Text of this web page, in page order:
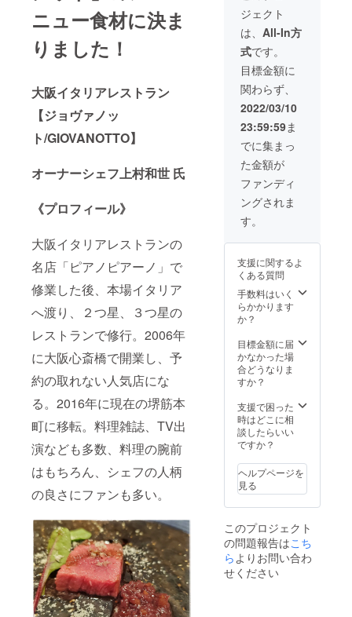
ニュー食材に決ま
りました！
大阪イタリアレストラン
【ジョヴァノッ
ト/GIOVANOTTO】
オーナーシェフ上村和世 氏
《プロフィール》
大阪イタリアレストランの
名店「ピアノピアーノ」で
修業した後、本場イタリア
へ渡り、２つ星、３つ星の
レストランで修行。2006年
に大阪心斎橋で開業し、予
約の取れない人気店にな
る。2016年に現在の堺筋本
町に移転。料理雑誌、TV出
演なども多数、料理の腕前
はもちろん、シェフの人柄
の良さにファンも多い。
法：-18
℃以下
で保存
してく
ださ
い。 ・
名称：
ヨロン
島産黒
毛和牛
［リブ
ロー
ス］ ・
原材料
名：牛
肉 ・原
料原産
量：
230g ・
保存方
法：-18
℃以下
してく
ださ
い。 ※
精肉は
のため
重量に
多少の
違いが
す。 ※
クール
のお届
けとな
りま
す。 賞
味期限
ジング
熟成に
より仕
上がっ
た脂質
が
ジュー
シーさ
を醸し
ます。
《リブ
ロー
ス》
サーロ
インの
となり
にある
肉質が
きめ細
霜降り
も適度
ため口
いっぱ
いに
肉の旨
味が広
がりま
す。 ミ
ディア
ムレア
に焼い
てお召
し上が
りいた
だく
と、な
ロイ
ン》 言
わずと
知れた
牛肉の
王様。
柔らか
く肉質
のキメ
細かい
高級部
位で
す。 溢
れ出す
凝縮さ
れた肉
の旨味
トエイ
ジング
熟成に
より仕
上がっ
た脂質
シーさ
を醸し
ます。
ス》
サーロ
インの
となり
にある
上級
部位。
肉質が
きめ細
かく、
霜降り
も適度
に入っ
出来ま
す。
《カル
ビ》 焼
肉人気
部位。
肉質は
やわら
かく甘
みがあ
り、キ
メこま
かい霜
降りに
は上質
な旨味
が凝縮
す。
《サー
ロイ
ン》 言
わずと
知れた
柔らか
く肉質
のキメ
位で
す。 溢
れ出す
凝縮さ
れた肉
の旨味
ウェッ
トエイ
ジング
熟成に
より仕
上がっ
た脂質
お早め
にお召
りくだ
さい。
地：鹿
児島県
・内容
量：
230g ・
保存方
法：-18
℃以下
してく
ださ
い。 ※
精肉は
手切り
のため
重量に
ありま
す。 ※
クール
宅急便
（冷
凍）で
りま
す。 賞
味期限
以上ご
ざいま
す。 解
凍、開
るべく
お早め
にお召
し上が
さい。
れた肉
の旨味
と、
ウェッ
トエイ
ジング
熟成に
より仕
上がっ
た脂質
が
ジュー
シーさ
を醸し
ます。
《リブ
ロー
インの
にある
上級
ロース
部位。
かく、
霜降り
も適度
ため口
いっぱ
いに
ジュー
肉の旨
味が広
がりま
す。 ミ
ムレア
くらい
で軽め
に焼い
てお召
【ヒレ
ステー
キ用精
肉
（150g
）】
【お礼
の手
紙】
《サー
ロイ
ン》 言
わずと
知れた
牛肉の
王様。
のキメ
高級部
位で
す。 溢
れ出す
凝縮さ
の旨味
と、
ウェッ
トエイ
熟成に
より仕
上がっ
た脂質
ジュー
シーさ
を醸し
ます。
ロー
ス》
サーロ
インの
となり
ジェクト
は、 All-In方
式です。
目標金額に
関わらず、
2022/03/10
23:59:59ま
でに集まっ
た金額が
ファンディ
ングされま
す。
支援に関するよ
くある質問
手数料はいく
らかかります
か？
目標金額に届
かなかった場
合どうなりま
すか？
支援で困った
時はどこに相
談したらいい
ですか？
ヘルプページを
見る
このプロジェクト
の問題報告はこち
ら よりお問い合わ
せください